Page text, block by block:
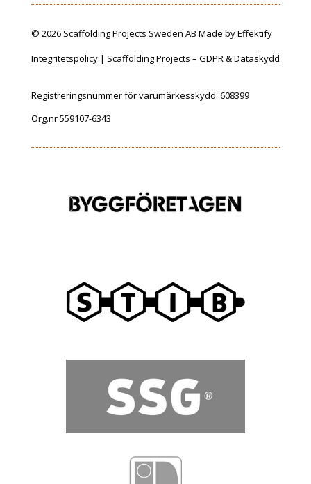
© 2026 Scaffolding Projects Sweden AB Made by Effektify
Integritetspolicy | Scaffolding Projects – GDPR & Dataskydd
Registreringsnummer för varumärkesskydd: 608399
Org.nr 559107-6343